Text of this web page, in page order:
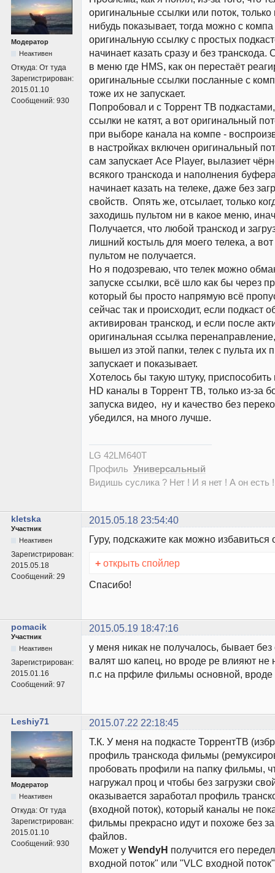
Модератор
Неактивен
Откуда: От туда
Зарегистрирован:
2015.01.10
Сообщений: 930
оригинальные ссылки или поток, только
нибудь показывает, тогда можно с
оригинальную ссылку с простых
начинает казать сразу и без транскода.
в меню где HMS, как он перестаёт
оригинальные ссылки посланные с
тоже их не запускает.
Попробовал и с Торрент ТВ
ссылки не катят, а вот оригинальный
при выборе канала на компе -
в настройках включен оригинальный
сам запускает Ace Player, вылазиет
всякого транскода и наполнения
начинает казать на телеке, даже без
свойств. Опять же, отсылает, только
заходишь пультом ни в какое меню,
Получается, что любой транскод и
лишний костыль для моего телека, а вот
пультом не получается.
Но я подозреваю, что телек можно
запуске ссылки, всё шло как бы через
который бы просто напрямую всё
сейчас так и происходит, если подкаст
активирован транскод, и если после
оригинальная ссылка
вышел из этой папки, телек с пульта их
запускает и показывает.
Хотелось бы такую штуку, приспособить
HD каналы в Торрент ТВ, только из-за
запуска видео, ну и качество без
убедился, на много лучше.
LG 42LM640T
Профиль Универсальный
Видишь суслика ? Нет ! И я нет ! А он есть
kletska 2015.05.18 23:54:40
Участник
Неактивен
Зарегистрирован:
2015.05.18
Сообщений: 29
Гуру, подскажите как можно избавиться
+ открыть спойлер
Спасибо!
pomacik 2015.05.19 18:47:16
Участник
Неактивен
Зарегистрирован:
2015.01.16
Сообщений: 97
у меня никак не получалось, бывает
валят шо капец, но вроде ре влияют не
п.с на прфиле фильмы основной, вроде
Leshiy71 2015.07.22 22:18:45
Модератор
Неактивен
Откуда: От туда
Зарегистрирован:
2015.01.10
Сообщений: 930
Т.К. У меня на подкасте ТоррентТВ
профиль транскода фильмы
пробовать профили на папку фильмы,
нагружал проц и чтобы без загрузки
оказывается заработал профиль
(входной поток), который каналы не
фильмы прекрасно идут и похоже без
файлов.
Может у WendyH получится его
входной поток" или "VLC входной